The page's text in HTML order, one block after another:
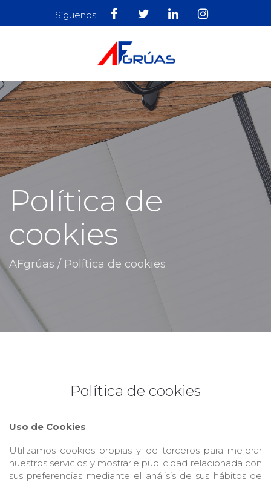
Síguenos:
957 32 28 32
Toggle
Política de
cookies
AFgrúas / Política de cookies
Política de cookies
Uso de Cookies
Utilizamos cookies propias y de terceros para mejorar
nuestros servicios y mostrarle publicidad relacionada con
sus preferencias mediante el análisis de sus hábitos de